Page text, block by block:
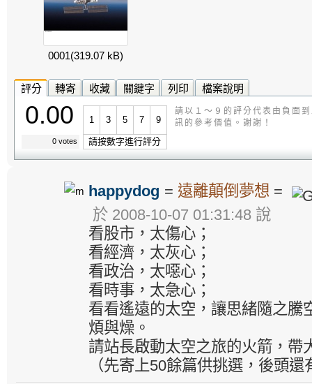
0001(319.07 kB)
評分 轉寄 收藏 關鍵字 列印 檔案說明
0.00
0 votes
1 3 5 7 9
請按數字進行評分
請以１～９的評分代表由負面
訊的參考價值。謝謝！
happydog = 遠離顛倒夢想 =
於 2008-10-07 01:31:48 說
看股市，太傷心；
看經濟，太灰心；
看政治，太噁心；
看時事，太急心；
看看遙遠的太空，讓思緒隨之騰
煩與燥。
請站長啟動太空之旅的火箭，帶
（先寄上50餘篇供挑選，後頭